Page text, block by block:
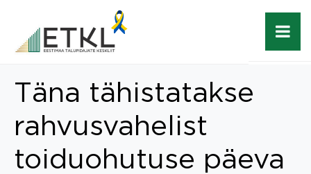
Täna tähistatakse
rahvusvahelist
toiduohutuse päeva